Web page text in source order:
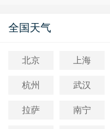
全国天气
北京 上海
杭州 武汉
拉萨 南宁